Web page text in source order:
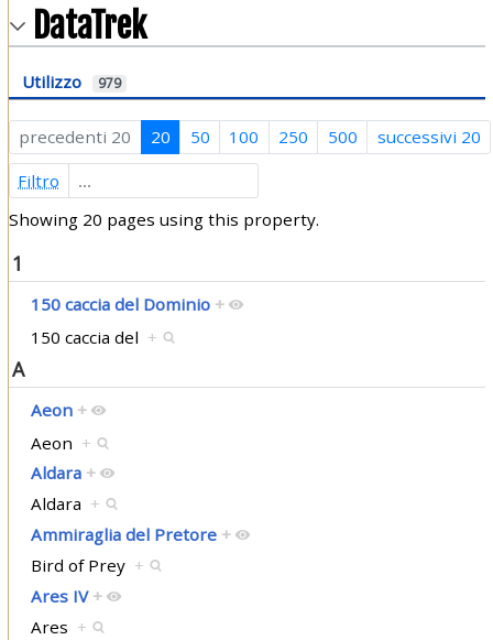
DataTrek
Utilizzo 979
precedenti 20 20 50 100 250 500
successivi 20
Filtro
Showing 20 pages using this property.
1
150 caccia del Dominio +
150 caccia del +
A
Aeon +
Aeon +
Aldara +
Aldara +
Ammiraglia del Pretore +
Bird of Prey +
Ares IV +
Ares +